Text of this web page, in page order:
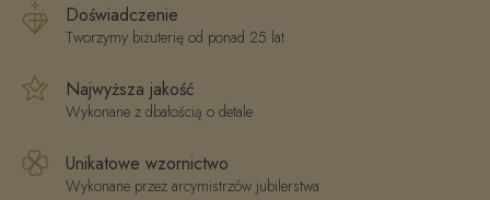
Doświadczenie
Tworzymy biżuterię od ponad 25 lat
Najwyższa jakość
Wykonane z dbałością o detale
Unikatowe wzornictwo
Wykonane przez arcymistrzów jubilerstwa